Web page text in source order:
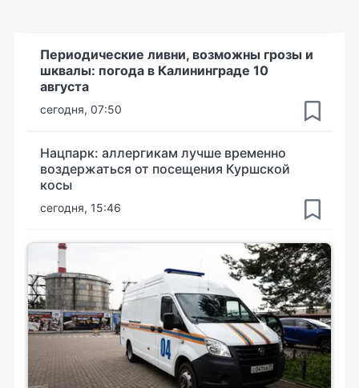
Периодические ливни, возможны грозы и
шквалы: погода в Калининграде 10
августа
сегодня, 07:50
Нацпарк: аллергикам лучше временно
воздержаться от посещения Куршской
косы
сегодня, 15:46